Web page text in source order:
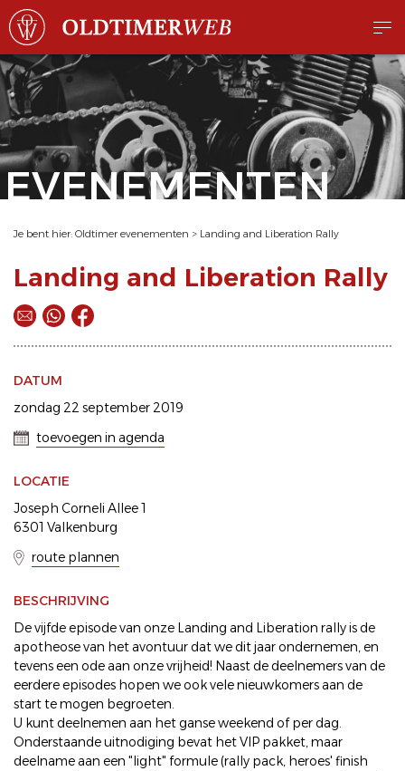
EVENEMENTEN
Je bent hier: Oldtimer evenementen > Landing and Liberation Rally
Landing and Liberation Rally
DATUM
zondag 22 september 2019
toevoegen in agenda
LOCATIE
Joseph Corneli Allee 1
6301 Valkenburg
route plannen
BESCHRIJVING
De vijfde episode van onze Landing and Liberation rally is de
apotheose van het avontuur dat we dit jaar ondernemen, en
tevens een ode aan onze vrijheid! Naast de deelnemers van de
eerdere episodes hopen we ook vele nieuwkomers aan de
start te mogen begroeten.
U kunt deelnemen aan het ganse weekend of per dag.
Onderstaande uitnodiging bevat het VIP pakket, maar
deelname aan een "light" formule (rally pack, heroes' finish